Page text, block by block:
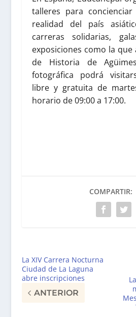
talleres para
realidad del país
carreras solidarias,
exposiciones como la que
de Historia de
fotográfica podrá
libre y gratuita de
horario de 09:00 a 17:00.
COMPARTIR:
La XIV Carrera Nocturna
Ciudad de La Laguna
abre inscripciones
ANTERIOR